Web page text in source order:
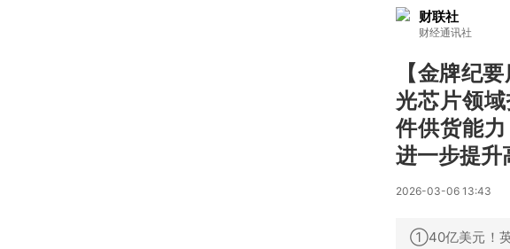
财联社
财经通讯社
【金牌纪
光芯片领
件供货能
进一步提升
2026-03-06 13:43
①40亿美元！英